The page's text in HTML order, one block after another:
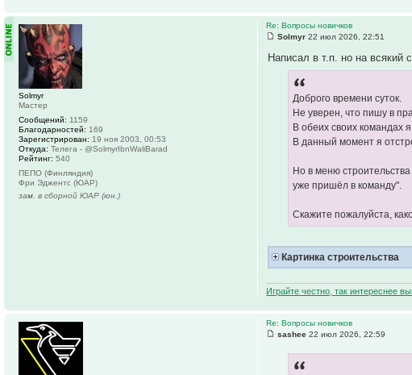
Re: Вопросы новичков
Solmyr 22 июл 2026, 22:51
Написал в т.п. но на всякий
Доброго времени суток.
Не уверен, что пишу в
В обеих своих командах
В данный момент я
Но в меню
уже пришёл в команду".
Скажите пожалуйста,
Картинка строительства
Играйте честно, так интереснее
Solmyr
Мастер
Сообщений: 1159
Благодарностей: 169
Зарегистрирован: 19 ноя 2003, 00:53
Откуда: Телега - @SolmyrIbnWaliBarad
Рейтинг: 540
ПЕПО (Финляндия)
Фри Эджентс (ЮАР)
зам. в сборной ЮАР (юн.)
Re: Вопросы новичков
sashee 22 июл 2026, 22:59